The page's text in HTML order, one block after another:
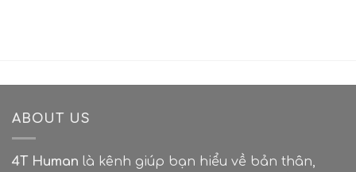
ABOUT US
4T Human là kênh giúp bạn hiểu về bản thân,